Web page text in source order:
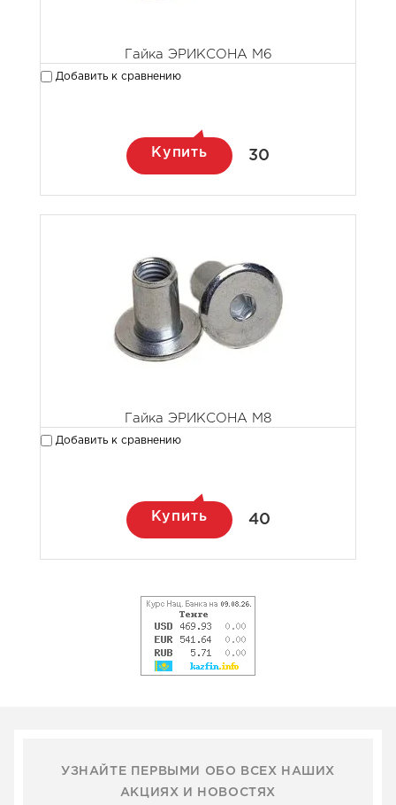
Гайка ЭРИКСОНА М6
Добавить к сравнению
Купить 30
Гайка ЭРИКСОНА М8
Добавить к сравнению
Купить 40
УЗНАЙТЕ ПЕРВЫМИ ОБО ВСЕХ НАШИХ
АКЦИЯХ И НОВОСТЯХ